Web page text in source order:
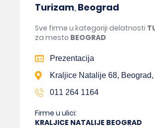
Turizam, Beograd
Sve firme u kategoriji delatnosti
za mesto BEOGRAD
Prezentacija
Kraljice Natalije 68,
011 264 1164
Firme u ulici:
KRALJICE NATALIJE BEOGRAD